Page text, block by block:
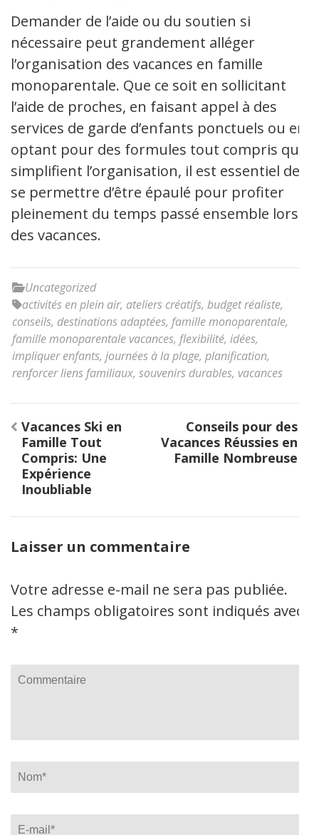
Demander de l’aide ou du soutien si
nécessaire peut grandement alléger
l’organisation des vacances en famille
monoparentale. Que ce soit en sollicitant
l’aide de proches, en faisant appel à des
services de garde d’enfants ponctuels ou en
optant pour des formules tout compris qui
simplifient l’organisation, il est essentiel de
se permettre d’être épaulé pour profiter
pleinement du temps passé ensemble lors
des vacances.
Uncategorized
activités en plein air, ateliers créatifs, budget réaliste,
conseils, destinations adaptées, famille monoparentale,
famille monoparentale vacances, flexibilité, idées,
impliquer enfants, journées à la plage, planification,
renforcer liens familiaux, souvenirs durables, vacances
Navigation
de
l’article
Vacances Ski en
Famille Tout
Compris: Une
Expérience
Inoubliable
Conseils pour des
Vacances Réussies en
Famille Nombreuse
Laisser un commentaire
Votre adresse e-mail ne sera pas publiée.
Les champs obligatoires sont indiqués avec
*
Commentaire
Name
Email*